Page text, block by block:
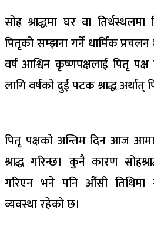
सोह्र श्राद्धमा घर वा
पितृको सम्झना गर्ने धार्मिक प्रचलन
वर्ष आश्विन कृष्णपक्षलाई पितृ
लागि वर्षको दुई पटक श्राद्ध अर्थात्
पितृ पक्षको अन्तिम दिन आज
श्राद्ध गरिन्छ। कुनै कारण
गरिएन भने पनि औँसी तिथिमा
व्यवस्था रहेको छ।